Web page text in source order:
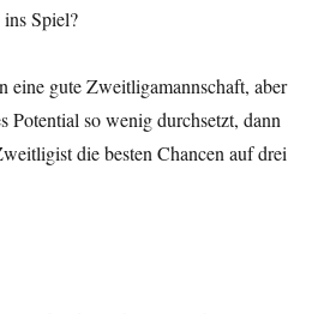
Spiel?
eine gute Zweitligamannschaft, aber
Potential so wenig durchsetzt, dann
die besten Chancen auf drei